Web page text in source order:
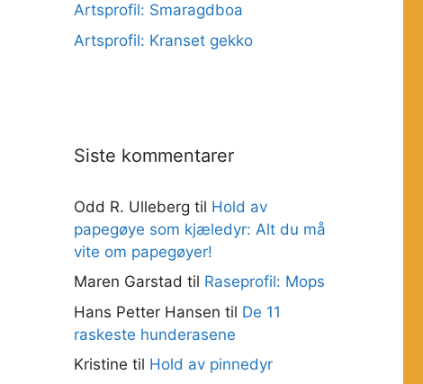
Artsprofil: Smaragdboa
Artsprofil: Kranset gekko
Siste kommentarer
Odd R. Ulleberg til Hold av
papegøye som kjæledyr: Alt du må
vite om papegøyer!
Maren Garstad til Raseprofil: Mops
Hans Petter Hansen til De 11
raskeste hunderasene
Kristine til Hold av pinnedyr